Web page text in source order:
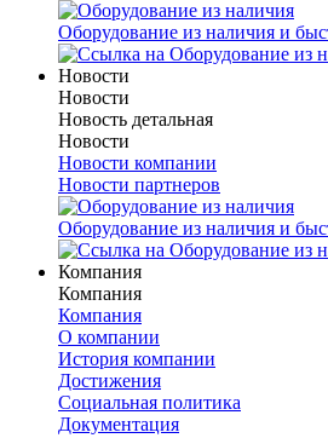
Оборудование из наличия и
Новости
Новости
Новость детальная
Новости
Новости компании
Новости партнеров
Оборудование из наличия и
Компания
Компания
Компания
О компании
История компании
Достижения
Социальная политика
Документация